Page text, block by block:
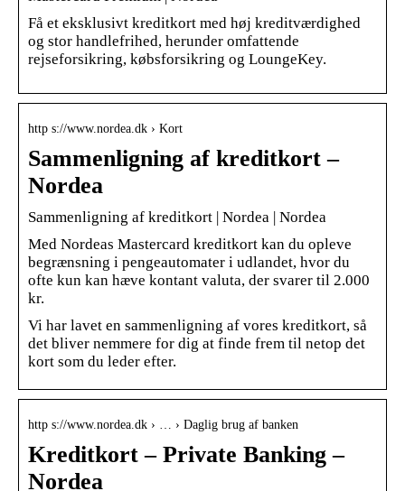
Få et eksklusivt kreditkort med høj kreditværdighed
og stor handlefrihed, herunder omfattende
rejseforsikring, købsforsikring og LoungeKey.
http s://www.nordea.dk › Kort
Sammenligning af kreditkort –
Nordea
Sammenligning af kreditkort | Nordea | Nordea
Med Nordeas Mastercard kreditkort kan du opleve
begrænsning i pengeautomater i udlandet, hvor du
ofte kun kan hæve kontant valuta, der svarer til 2.000
kr.
Vi har lavet en sammenligning af vores kreditkort, så
det bliver nemmere for dig at finde frem til netop det
kort som du leder efter.
http s://www.nordea.dk › … › Daglig brug af banken
Kreditkort – Private Banking –
Nordea